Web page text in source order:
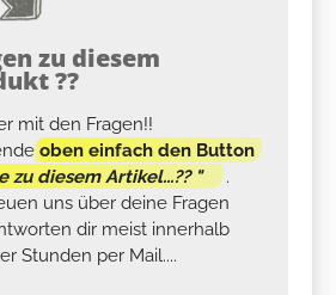
zu diesem
??
mit den Fragen!!
oben einfach den Button
zu diesem Artikel...?? "
.
uns über deine Fragen
dir meist innerhalb
Stunden per Mail....